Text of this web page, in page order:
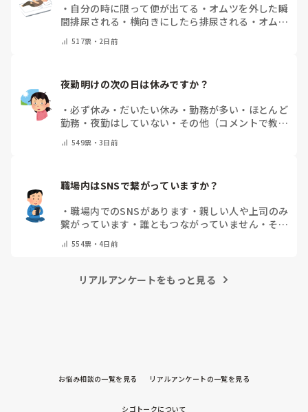
・ 自分の時に限って便が出てる ・ オムツを外した瞬
間排尿される ・ 横向きにしたら排尿される ・ オムツ
まっていると快感
517票・ 2日前
夜勤明けの次の日は休みですか？
・必ず休み・ だいたい休み ・勤務が多い ・ ほとんど
勤務 ・ 夜勤はしていない ・ その他（コメントで教え
549票・3日前
職場内はSNSで繋がっていますか？
・職場内でのSNSがあります ・ 親しい人や上司のみ
繋がっています ・ 誰ともつながっていません ・ その
554票・4日前
リアルアンケートをもっと見る
お悩み相談の一覧を見る リアルアンケートの一覧を見る
シゴトークについて